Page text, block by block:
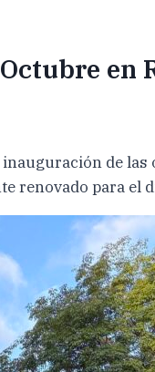
en
de
renovado para el